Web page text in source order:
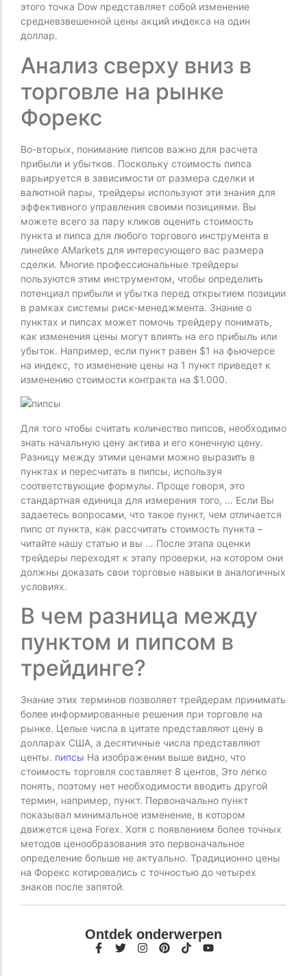
этого точка Dow представляет собой изменение
средневзвешенной цены акций индекса на один
доллар.
Анализ сверху вниз в
торговле на рынке
Форекс
Во-вторых, понимание пипсов важно для расчета
прибыли и убытков. Поскольку стоимость пипса
варьируется в зависимости от размера сделки и
валютной пары, трейдеры используют эти знания для
эффективного управления своими позициями. Вы
можете всего за пару кликов оценить стоимость
пункта и пипса для любого торгового инструмента в
линейке AMarkets для интересующего вас размера
сделки. Многие профессиональные трейдеры
пользуются этим инструментом, чтобы определить
потенциал прибыли и убытка перед открытием позиции
в рамках системы риск-менеджмента. Знание о
пунктах и пипсах может помочь трейдеру понимать,
как изменения цены могут влиять на его прибыль или
убыток. Например, если пункт равен $1 на фьючерсе
на индекс, то изменение цены на 1 пункт приведет к
изменению стоимости контракта на $1.000.
Для того чтобы считать количество пипсов, необходимо
знать начальную цену актива и его конечную цену.
Разницу между этими ценами можно выразить в
пунктах и пересчитать в пипсы, используя
соответствующие формулы. Проще говоря, это
стандартная единица для измерения того, … Если Вы
задаетесь вопросами, что такое пункт, чем отличается
пипс от пункта, как рассчитать стоимость пункта –
читайте нашу статью и вы … После этапа оценки
трейдеры переходят к этапу проверки, на котором они
должны доказать свои торговые навыки в аналогичных
условиях.
В чем разница между
пунктом и пипсом в
трейдинге?
Знание этих терминов позволяет трейдерам принимать
более информированные решения при торговле на
рынке. Целые числа в цитате представляют цену в
долларах США, а десятичные числа представляют
центы. пипсы На изображении выше видно, что
стоимость торговля составляет 8 центов, Это легко
понять, поэтому нет необходимости вводить другой
термин, например, пункт. Первоначально пункт
показывал минимальное изменение, в котором
движется цена Forex. Хотя с появлением более точных
методов ценообразования это первоначальное
определение больше не актуально. Традиционно цены
на Форекс котировались с точностью до четырех
знаков после запятой.
Ontdek onderwerpen